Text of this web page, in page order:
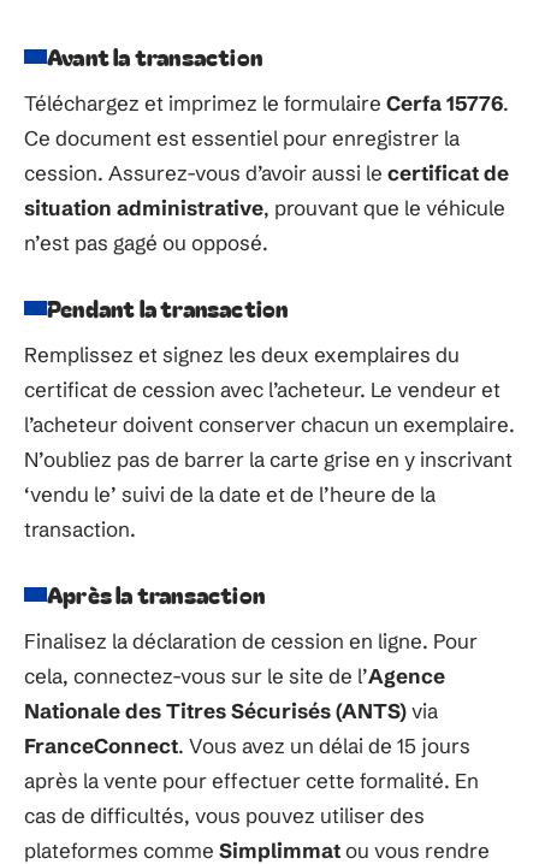
Avant la transaction
Téléchargez et imprimez le formulaire Cerfa 15776.
Ce document est essentiel pour enregistrer la
cession. Assurez-vous d’avoir aussi le certificat de
situation administrative, prouvant que le véhicule
n’est pas gagé ou opposé.
Pendant la transaction
Remplissez et signez les deux exemplaires du
certificat de cession avec l’acheteur. Le vendeur et
l’acheteur doivent conserver chacun un exemplaire.
N’oubliez pas de barrer la carte grise en y inscrivant
‘vendu le’ suivi de la date et de l’heure de la
transaction.
Après la transaction
Finalisez la déclaration de cession en ligne. Pour
cela, connectez-vous sur le site de l’Agence
Nationale des Titres Sécurisés (ANTS)via
FranceConnect. Vous avez un délai de 15 jours
après la vente pour effectuer cette formalité. En
cas de difficultés, vous pouvez utiliser des
plateformes comme Simplimmatou vous rendre